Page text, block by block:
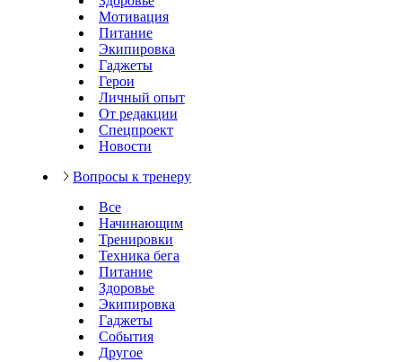
Мотивация
Питание
Экипировка
Гаджеты
Герои
Личный опыт
От редакции
Спецпроект
Новости
Вопросы к тренеру
Все
Начинающим
Тренировки
Техника бега
Питание
Здоровье
Экипировка
Гаджеты
События
Другое